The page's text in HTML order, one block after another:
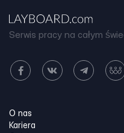
Serwis pracy na całym
O nas
Kariera